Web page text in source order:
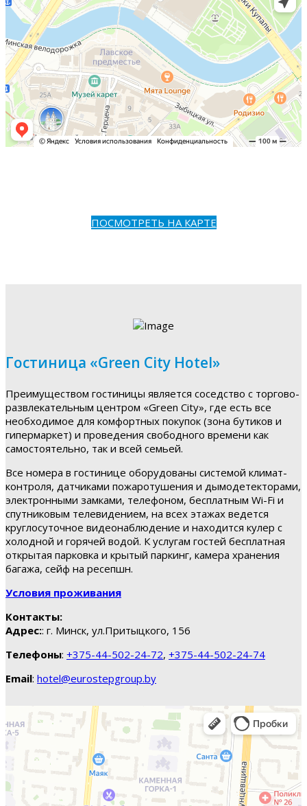
ПОСМОТРЕТЬ НА КАРТЕ
Гостиница «Green City Hotel»
Преимуществом гостиницы является соседство с торгово-
развлекательным центром «Green City», где есть все
необходимое для комфортных покупок (зона бутиков и
гипермаркет) и проведения свободного времени как
самостоятельно, так и всей семьей.
Все номера в гостинице оборудованы системой климат-
контроля, датчиками пожаротушения и дымодетекторами,
электронными замками, телефоном, бесплатным Wi-Fi и
спутниковым телевидением, на всех этажах ведется
круглосуточное видеонаблюдение и находится кулер с
холодной и горячей водой. К услугам гостей бесплатная
открытая парковка и крытый паркинг, камера хранения
багажа, сейф на ресепшн.
Условия проживания
Контакты:
Адрес:: г. Минск, ул.Притыцкого, 156
Телефоны: +375-44-502-24-72, +375-44-502-24-74
Email: hotel@eurostepgroup.by